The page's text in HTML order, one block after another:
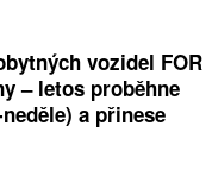
vozidel FOR
– letos proběhne
a přinese